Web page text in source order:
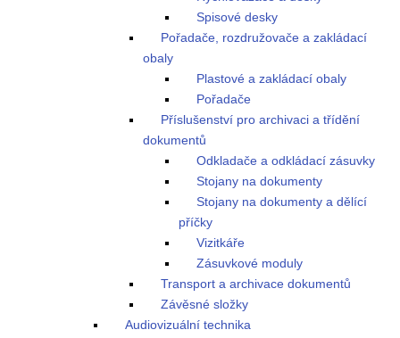
Spisové desky
Pořadače, rozdružovače a zakládací
obaly
Plastové a zakládací obaly
Pořadače
Příslušenství pro archivaci a třídění
dokumentů
Odkladače a odkládací zásuvky
Stojany na dokumenty
Stojany na dokumenty a dělící
příčky
Vizitkáře
Zásuvkové moduly
Transport a archivace dokumentů
Závěsné složky
Audiovizuální technika